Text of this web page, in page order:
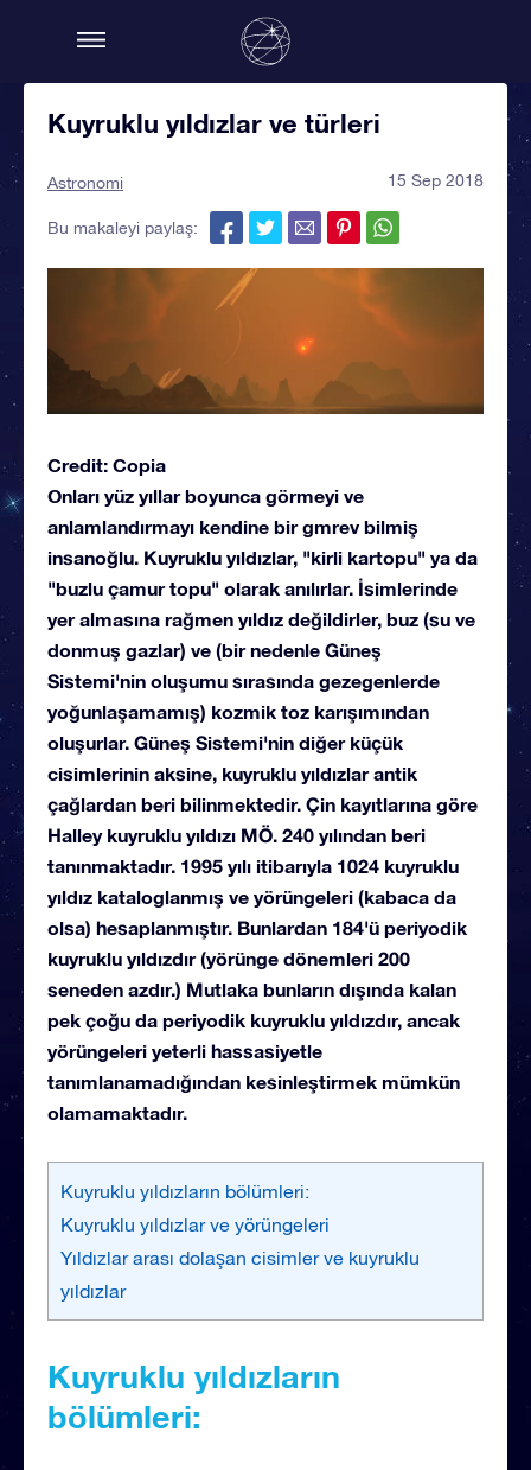
Kuyruklu yıldızlar ve türleri
Astronomi 15 Sep 2018
Bu makaleyi paylaş:
Credit: Copia
Onları yüz yıllar boyunca görmeyi ve
anlamlandırmayı kendine bir gmrev bilmiş
insanoğlu. Kuyruklu yıldızlar, "kirli kartopu" ya da
"buzlu çamur topu" olarak anılırlar. İsimlerinde
yer almasına rağmen yıldız değildirler, buz (su ve
donmuş gazlar) ve (bir nedenle Güneş
Sistemi'nin oluşumu sırasında gezegenlerde
yoğunlaşamamış) kozmik toz karışımından
oluşurlar. Güneş Sistemi'nin diğer küçük
cisimlerinin aksine, kuyruklu yıldızlar antik
çağlardan beri bilinmektedir. Çin kayıtlarına göre
Halley kuyruklu yıldızı MÖ. 240 yılından beri
tanınmaktadır. 1995 yılı itibarıyla 1024 kuyruklu
yıldız kataloglanmış ve yörüngeleri (kabaca da
olsa) hesaplanmıştır. Bunlardan 184'ü periyodik
kuyruklu yıldızdır (yörünge dönemleri 200
seneden azdır.) Mutlaka bunların dışında kalan
pek çoğu da periyodik kuyruklu yıldızdır, ancak
yörüngeleri yeterli hassasiyetle
tanımlanamadığından kesinleştirmek mümkün
olamamaktadır.
Kuyruklu yıldızların bölümleri:
Kuyruklu yıldızlar ve yörüngeleri
Yıldızlar arası dolaşan cisimler ve kuyruklu
yıldızlar
Kuyruklu yıldızların
bölümleri: